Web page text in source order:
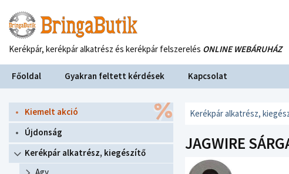
Kerékpár, kerékpár alkatrész és kerékpár felszerelés ONLINE WEBÁRUHÁZ
Főoldal Gyakran feltett kérdések Kapcsolat
Kiemelt akció
Újdonság
Kerékpár alkatrész, kiegészítő
Kerékpár alkatrész,
JAGWIRE